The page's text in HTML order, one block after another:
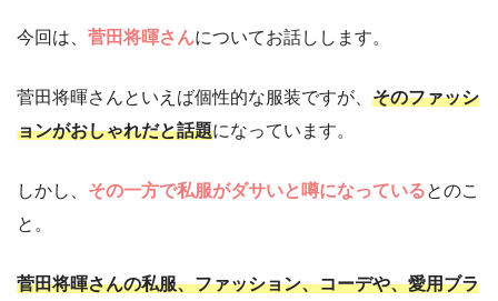
今回は、 菅田将暉さんについてお話しします。
菅田将暉さんといえば個性的な服装ですが、 そのファッシ
ョンがおしゃれだと話題になっています。
しかし、 その一方で私服がダサいと噂になっているとのこ
と。
菅田将暉さんの私服、ファッション、コーデや、愛用ブラ